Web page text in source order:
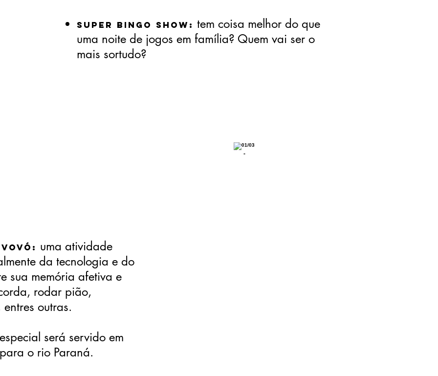
Super Bingo Show: tem coisa melhor do que
uma noite de jogos em família? Quem vai ser o
mais sortudo?
-
uma atividade
da tecnologia e do
sua memória afetiva e
rodar pião,
outras.
será servido em
o rio Paraná.